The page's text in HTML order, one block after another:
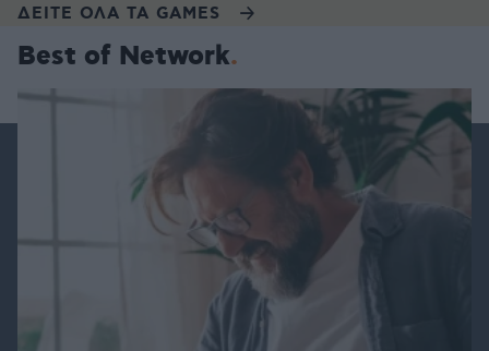
ΔΕΙΤΕ ΟΛΑ ΤΑ GAMES
Best of Network